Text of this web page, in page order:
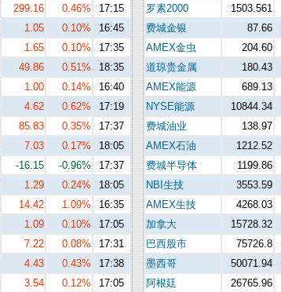
299.16 0.46%
17:15
1.05 0.10%
16:45
1.65 0.10%
17:35
49.86 0.51%
18:35
1.00 0.14%
16:40
4.62 0.62%
17:19
85.83 0.35%
17:37
7.03 0.17%
18:05
-16.15 -0.96%
17:37
1.29 0.24%
18:05
14.42 1.09%
16:35
1.09 0.10%
17:05
7.22 0.08%
17:31
4.43 0.43%
17:38
3.54 0.12%
17:05
罗素2000
1503.561
费城金银
87.66
AMEX金虫
204.60
道琼贵金属
180.43
AMEX能源
689.13
NYSE能源
10844.34
费城油业
138.97
AMEX石油
1212.52
费城半导体
1199.86
NBI生技
3553.59
AMEX生技
4268.03
加拿大
15728.32
巴西股市
75726.8
墨西哥
50071.94
阿根廷
26765.96